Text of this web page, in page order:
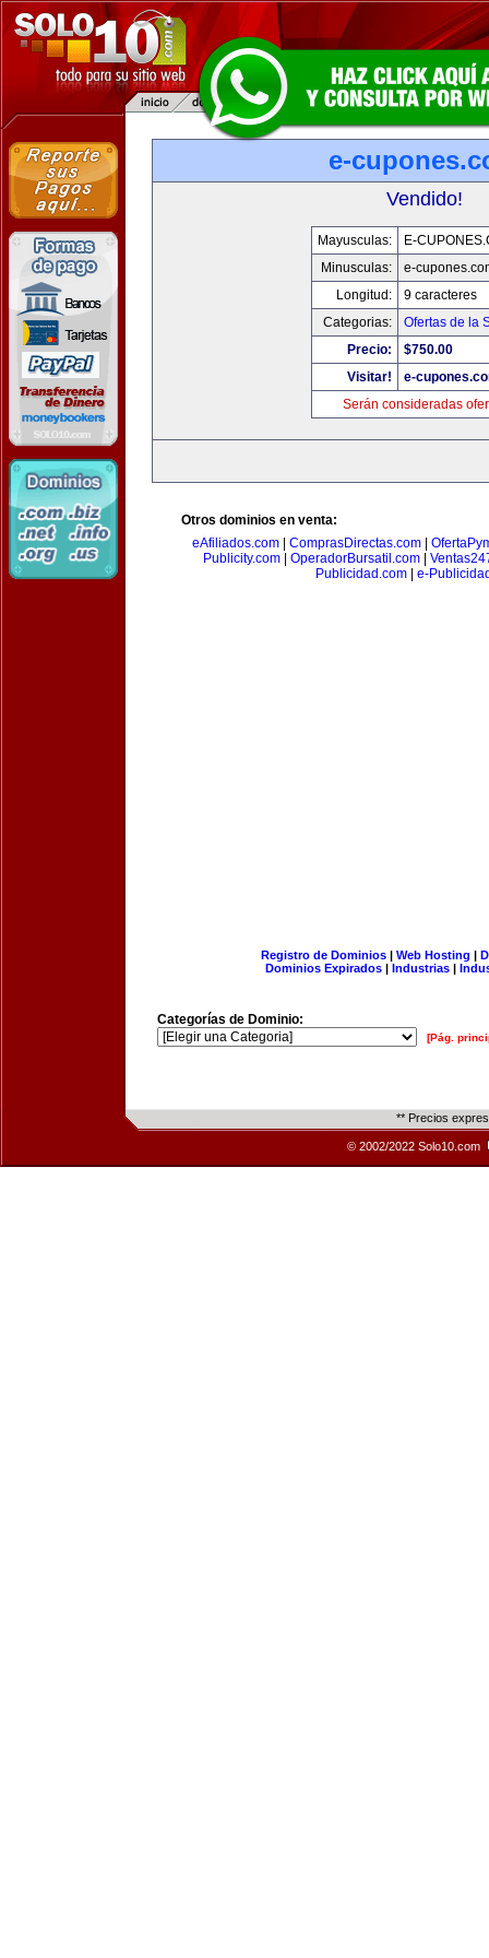
e-
Vendido!
Mayusculas:
E-
Minusculas:
e-
Longitud:
9 caracteres
Categorias:
Ofertas de la
Precio:
$750.00
Visitar!
e-
Serán consideradas
Otros dominios en venta:
eAfiliados.com| ComprasDirectas.com|
Publicity.com
OperadorBursatil.com
Publicidad.com| e-
Registro de Dominios| Web Hosting |
Dominios Expirados | Industrias |
Categorías de Dominio:
[Pág.
** Precios
© 2002/2022 Solo10.com